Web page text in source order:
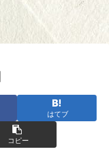
はてブ
コピー